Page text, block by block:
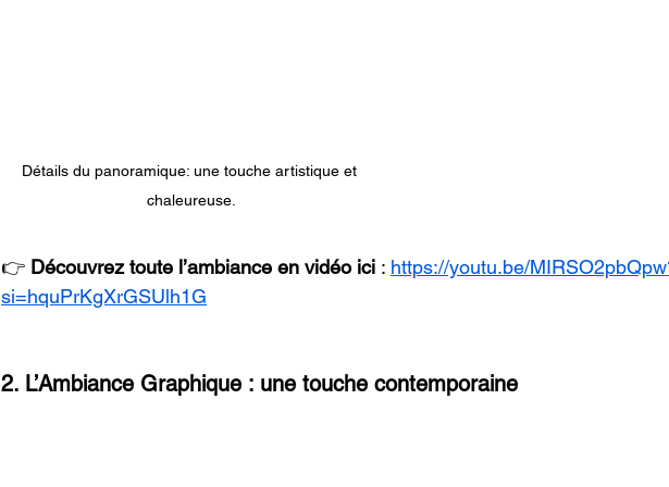
Détails du panoramique: une touche artistique et
chaleureuse.
👉 Découvrez toute l’ambiance en vidéo ici : https://youtu.be/
si=hquPrKgXrGSUlh1G
2. L’Ambiance Graphique : une touche contemporaine